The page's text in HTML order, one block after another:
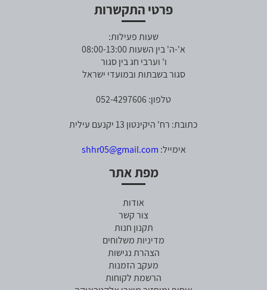
פרטי התקשרות
שעות פעילות:
א'-ה' בין השעות 08:00-13:00
ו' וערבי חג בין סגור
סגור בשבתות ובמועדי ישראל
טלפון: 052-4297606
כתובת: רח' היקינטון 13 יקנעם עילית
אימייל: shhr05@gmail.com
מפת אתר
אודות
צור קשר
תקנון חנות
מדיניות משלוחים
הצהרת נגישות
מעקב הזמנות
הרשמת לקוחות